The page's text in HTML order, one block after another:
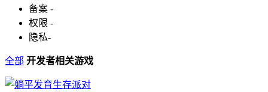
备案 -
权限 -
隐私-
全部 开发者相关游戏